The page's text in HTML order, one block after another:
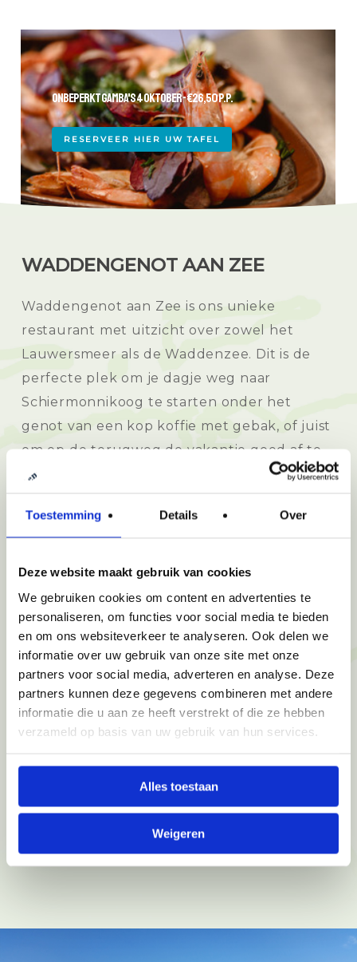
Toestemming Details Over
Deze website maakt gebruik van cookies
We gebruiken cookies om content en advertenties te
personaliseren, om functies voor social media te bieden
en om ons websiteverkeer te analyseren. Ook delen we
informatie over uw gebruik van onze site met onze
partners voor social media, adverteren en analyse. Deze
partners kunnen deze gegevens combineren met andere
informatie die u aan ze heeft verstrekt of die ze hebben
verzameld op basis van uw gebruik van hun services.
Alles toestaan
Weigeren
ONBEPERKT GAMBA'S 4 OKTOBER - €26,50 P.P.
RESERVEER HIER UW TAFEL
WADDENGENOT AAN ZEE
Waddengenot aan Zee is ons unieke
restaurant met uitzicht over zowel het
Lauwersmeer als de Waddenzee. Dit is de
perfecte plek om je dagje weg naar
Schiermonnikoog te starten onder het
genot van een kop koffie met gebak, of juist
om op de terugweg de vakantie goed af te
sluiten met een heerlijk diner. Ook kun je op
Reserveren
OPENINGSTIJDEN
Maandag t/m zondag
info@waddengenotaanzee.nl